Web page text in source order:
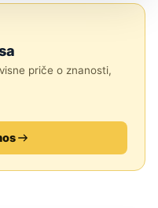
priče o znanosti,